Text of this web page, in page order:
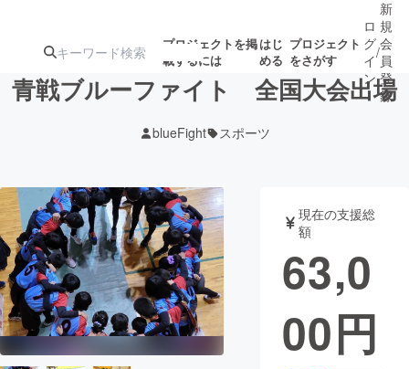
プロジェクトを掲
載するには
はじ
める
プロジェクト
をさがす
アート・写真
テクノロジー・ガジェット ゲーム・サ
映像・映画
ロ
グ
イ
ン
/
新
規
会
員
登
録
青戦ブルーファイト 全国大会出場
blueFight スポーツ
現在の支援総
額
63,0
00円